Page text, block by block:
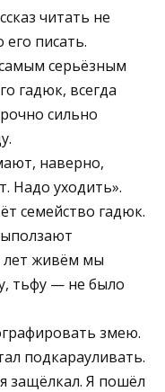
читать не
писать.
серьёзным
гадюк, всегда
сильно
наверно,
Надо уходить».
семейство гадюк.
лет живём мы
тьфу — не было
змею.
подкарауливать.
защёлкал. Я пошёл